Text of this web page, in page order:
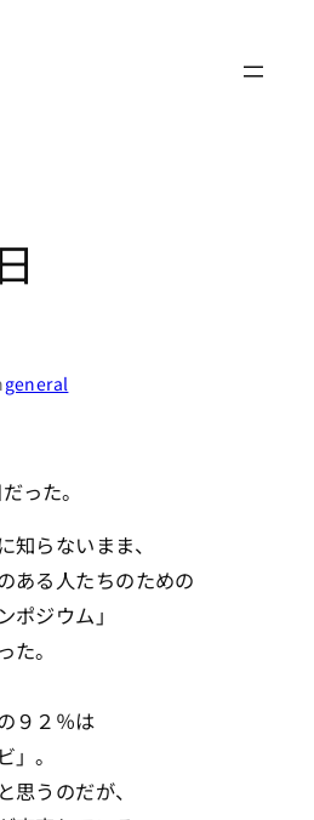
general
った。
知らないまま、
ある人たちのための
ポジウム」
。
９２％は
」。
思うのだが、